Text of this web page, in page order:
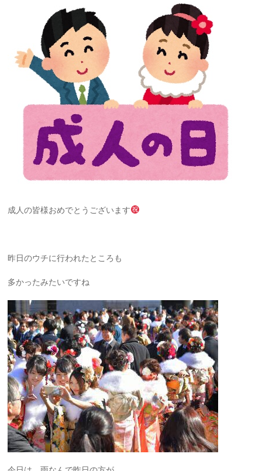
成人の皆様おめでとうございます
昨日のウチに行われたところも
多かったみたいですね